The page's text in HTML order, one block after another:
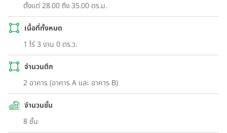
ตั้งแต่ 28.00 ถึง 35.00 ตร.ม.
เนื้อที่ทั้งหมด
1 ไร่ 3 งาน 0 ตร.ว.
จำนวนตึก
2 อาคาร (อาคาร A และ อาคาร B)
จำนวนชั้น
8 ชั้น